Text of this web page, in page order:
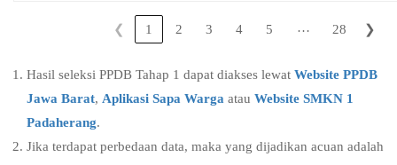
❮ 1 2 3 4 5 … 28 ❯
Hasil seleksi PPDB Tahap 1 dapat diakses lewat Website PPDB
Jawa Barat, Aplikasi Sapa Warga atau Website SMKN 1
Padaherang.
Jika terdapat perbedaan data, maka yang dijadikan acuan adalah